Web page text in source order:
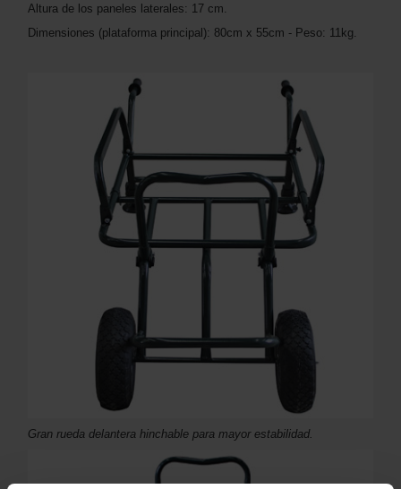
Altura de los paneles laterales: 17 cm.
Dimensiones (plataforma principal): 80cm x 55cm - Peso: 11kg.
Gran rueda delantera hinchable para mayor estabilidad.